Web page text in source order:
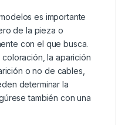
es importante
de la pieza o
con el que busca.
la aparición
o no de cables,
determinar la
también con una